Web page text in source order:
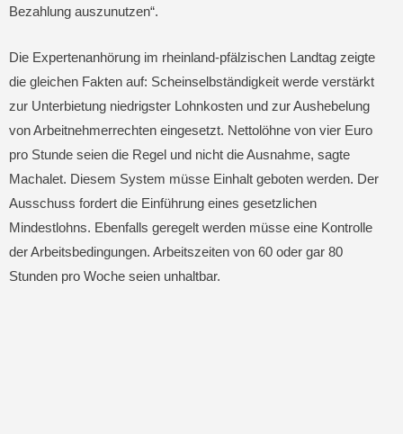
Bezahlung auszunutzen“.
Die Expertenanhörung im rheinland-pfälzischen Landtag zeigte
die gleichen Fakten auf: Scheinselbständigkeit werde verstärkt
zur Unterbietung niedrigster Lohnkosten und zur Aushebelung
von Arbeitnehmerrechten eingesetzt. Nettolöhne von vier Euro
pro Stunde seien die Regel und nicht die Ausnahme, sagte
Machalet. Diesem System müsse Einhalt geboten werden. Der
Ausschuss fordert die Einführung eines gesetzlichen
Mindestlohns. Ebenfalls geregelt werden müsse eine Kontrolle
der Arbeitsbedingungen. Arbeitszeiten von 60 oder gar 80
Stunden pro Woche seien unhaltbar.